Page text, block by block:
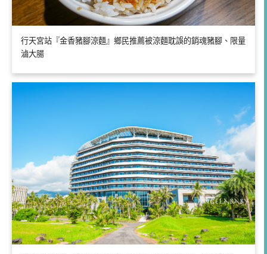
行天宮站『金香豬腳涼麵』鄉民推薦被涼麵耽誤的銷魂豬腳、限量
滷大腸